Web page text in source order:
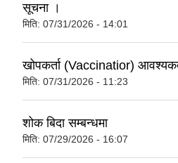
सूचना ।
मिति: 07/31/2026 - 14:01
खोपकर्ता (Vaccinatior)
मिति: 07/31/2026 - 11:23
शोक बिदा सम्बन्धमा
मिति: 07/29/2026 - 16:07